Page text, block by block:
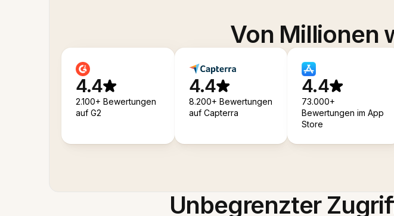
Von Millionen
4.4
2.100+ Bewertungen
auf G2
4.4
8.200+ Bewertungen
auf Capterra
4.4
73.000+
Bewertungen im App
Store
Unbegrenzter